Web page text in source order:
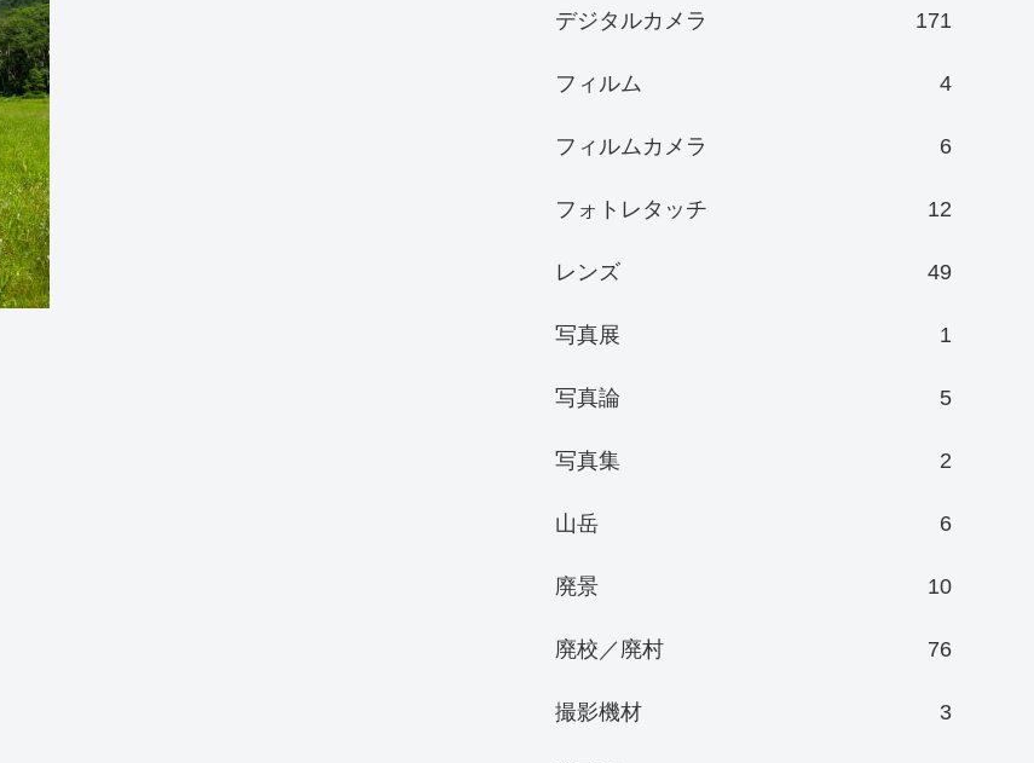
デジタルカメラ 171
フィルム 4
フィルムカメラ 6
フォトレタッチ 12
レンズ 49
写真展 1
写真論 5
写真集 2
山岳 6
廃景 10
廃校／廃村 76
撮影機材 3